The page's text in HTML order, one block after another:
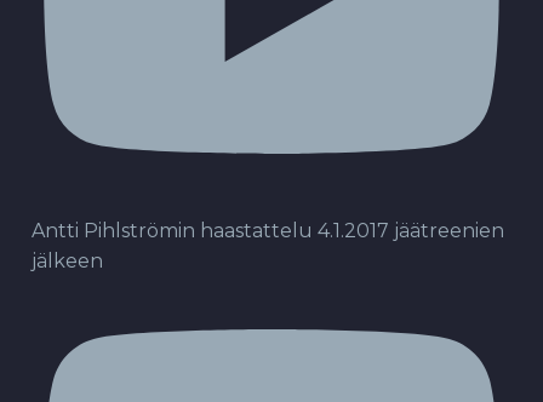
Antti Pihlströmin haastattelu 4.1.2017 jäätreenien
jälkeen